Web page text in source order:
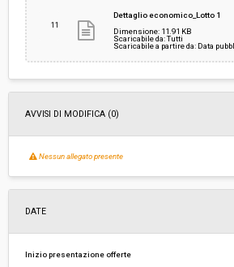
11
Dettaglio economico_Lotto 1
Dimensione: 11.91 KB
Scaricabile da: Tutti
Scaricabile a partire da: Data
AVVISI DI MODIFICA (0)
Nessun allegato presente
DATE
Inizio presentazione offerte